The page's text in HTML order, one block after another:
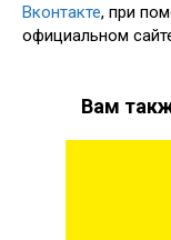
Вконтакте, при
официальном
Вам